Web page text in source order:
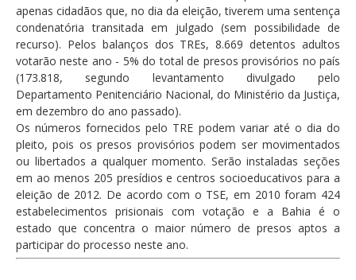
apenas cidadãos que, no dia da eleição, tiverem uma sentença
condenatória transitada em julgado (sem possibilidade de
recurso). Pelos balanços dos TREs, 8.669 detentos adultos
votarão neste ano - 5% do total de presos provisórios no país
(173.818, segundo levantamento divulgado pelo
Departamento Penitenciário Nacional, do Ministério da Justiça,
em dezembro do ano passado).
Os números fornecidos pelo TRE podem variar até o dia do
pleito, pois os presos provisórios podem ser movimentados
ou libertados a qualquer momento. Serão instaladas seções
em ao menos 205 presídios e centros socioeducativos para a
eleição de 2012. De acordo com o TSE, em 2010 foram 424
estabelecimentos prisionais com votação e a Bahia é o
estado que concentra o maior número de presos aptos a
participar do processo neste ano.